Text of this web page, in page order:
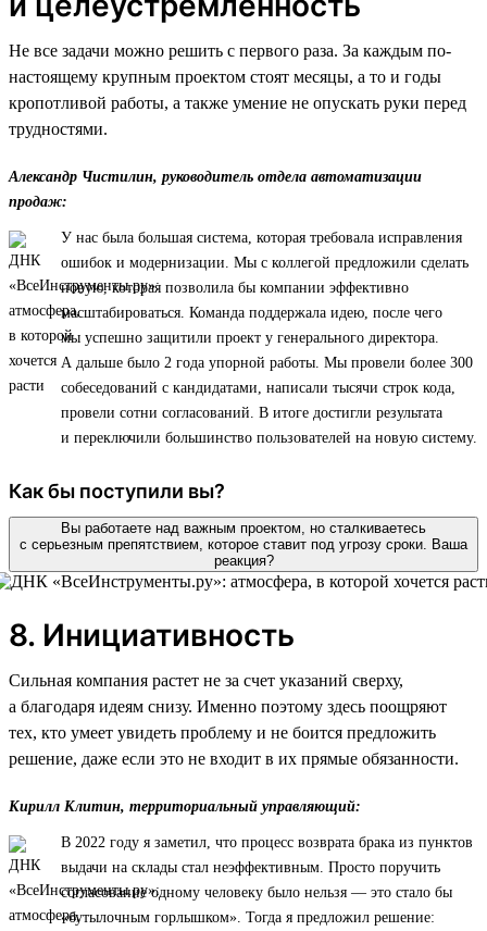
Не все задачи можно решить с первого раза. За каждым по-
настоящему крупным проектом стоят месяцы, а то и годы
кропотливой работы, а также умение не опускать руки перед
трудностями.
Александр Чистилин, руководитель отдела автоматизации
продаж:
У нас была большая система, которая требовала исправления
ошибок и модернизации. Мы с коллегой предложили сделать
новую, которая позволила бы компании эффективно
масштабироваться. Команда поддержала идею, после чего
мы успешно защитили проект у генерального директора.
А дальше было 2 года упорной работы. Мы провели более 300
собеседований с кандидатами, написали тысячи строк кода,
провели сотни согласований. В итоге достигли результата
и переключили большинство пользователей на новую систему.
Как бы поступили вы?
Вы работаете над важным проектом, но сталкиваетесь
с серьезным препятствием, которое ставит под угрозу сроки. Ваша
реакция?
8. Инициативность
Сильная компания растет не за счет указаний сверху,
а благодаря идеям снизу. Именно поэтому здесь поощряют
тех, кто умеет увидеть проблему и не боится предложить
решение, даже если это не входит в их прямые обязанности.
Кирилл Клитин, территориальный управляющий:
В 2022 году я заметил, что процесс возврата брака из пунктов
выдачи на склады стал неэффективным. Просто поручить
согласование одному человеку было нельзя — это стало бы
«бутылочным горлышком». Тогда я предложил решение: